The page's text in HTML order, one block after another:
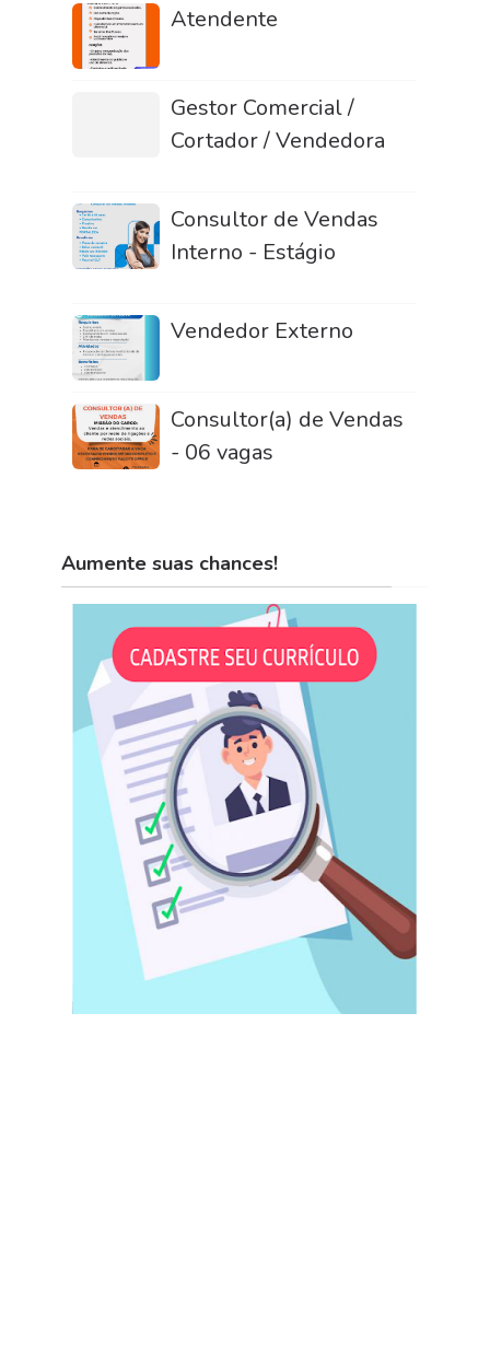
Atendente
Gestor Comercial /
Cortador / Vendedora
Consultor de Vendas
Interno - Estágio
Vendedor Externo
Consultor(a) de Vendas
- 06 vagas
Aumente suas chances!